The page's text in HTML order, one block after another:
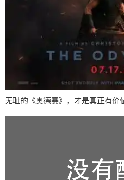
无耻的《奥德赛》，才是真正有价